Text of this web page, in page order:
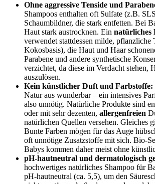
Ohne aggressive Tenside und
Shampoos enthalten oft Sulfate (z.B.
Schaumbildner, die stark entfetten. Bei
Haut stark austrocknen. Ein natürliches
verwendet stattdessen milde, pflanzliche
Kokosbasis), die Haut und Haar
Parabene und andere synthetische
verzichtet, da diese im Verdacht stehen,
auszulösen.
Kein künstlicher Duft und Farbstoffe:
Natur aus wunderbar – ein intensives
also unnötig. Natürliche Produkte sind
oder mit sehr dezenten, allergenfreien
natürlichen Quellen versehen. Gleiches
Bunte Farben mögen für das Auge
oft unnötige Zusatzstoffe mit sich. Bio-
Babys kommen daher meist ohne
pH-hautneutral und dermatologisch
hochwertiges natürliches Shampoo für
pH-hautneutral (ca. 5,5), um den